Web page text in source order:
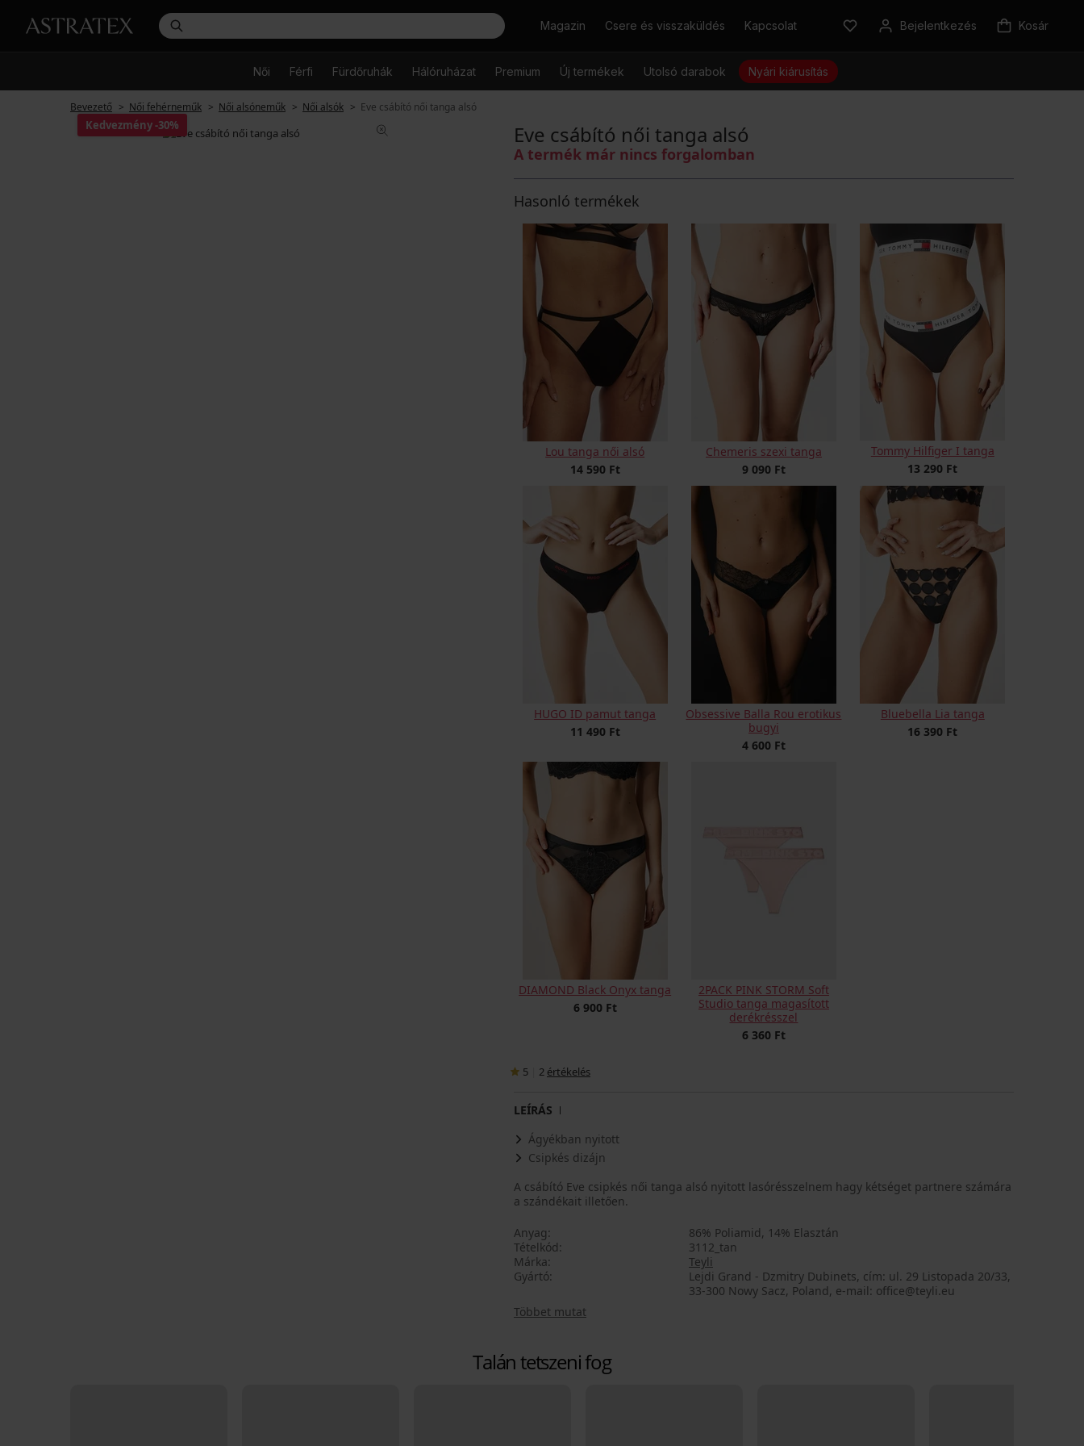
KeresésMagazin Csere és visszaküldés Kapcsolat Bejelentkezés Kosár
Női Férfi Fürdőruhák Hálóruházat Premium Új termékek Utolsó darabok Nyári kiárusítás
Bevezető Női fehérneműk Női alsóneműk Női alsók Eve csábító női tanga alsó
Kedvezmény-30% Eve csábító női tanga alsó
A termék már nincs forgalomban
Hasonló termékek
Lou tanga női alsó
14 590 Ft
Chemeris szexi tanga
9 090 Ft
Tommy Hilfiger I tanga
13 290 Ft
HUGO ID pamut tanga
11 490 Ft
Obsessive Balla Rou erotikus
bugyi
4 600 Ft
Bluebella Lia tanga
16 390 Ft
DIAMOND Black Onyx tanga
6 900 Ft
2PACK PINK STORM Soft
Studio tanga magasított
derékrésszel
6 360 Ft
5 2 értékelés
LEÍRÁS
Ágyékban nyitott
Csipkés dizájn
A csábító Eve csipkés női tanga alsó nyitott lasórésszelnem hagy kétséget partnere számára
a szándékait illetően.
Anyag
86% Poliamid, 14% Elasztán
Tételkód
3112_tan
Márka
Teyli
Gyártó
Lejdi Grand - Dzmitry Dubinets, cím: ul. 29 Listopada 20/33,
33-300 Nowy Sacz, Poland, e-mail: office@teyli.eu
Többet mutat
Talán tetszeni fog